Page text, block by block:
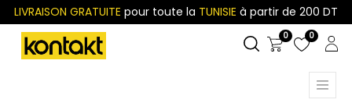
LIVRAISON GRATUITE pour toute la TUNISIE à partir de 200 DT
0 0